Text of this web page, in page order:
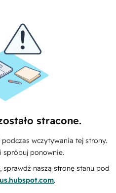
stracone.
wczytywania tej strony.
spróbuj ponownie.
naszą stronę stanu pod
.